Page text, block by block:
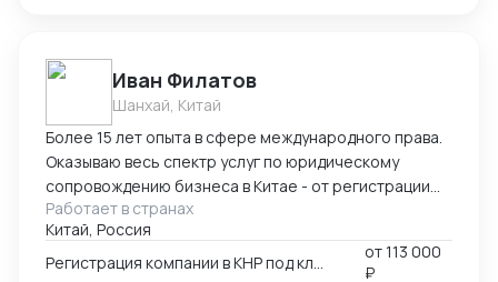
Иван Филатов
Шанхай, Китай
Более 15 лет опыта в сфере международного права.
Оказываю весь спектр услуг по юридическому
сопровождению бизнеса в Китае - от регистрации
компании с участием граждан России и получения
разрешения на работу, миграции бизнеса, открытия
счетов в местном банке, оформления приглашений
Работает в странах
Китай, Россия
от113 000
₽